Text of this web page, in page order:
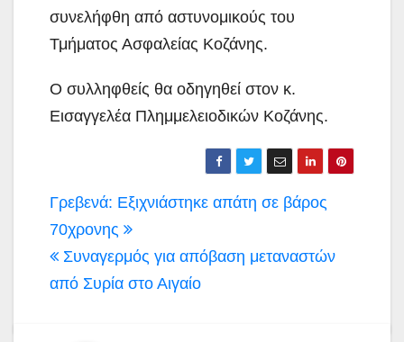
συνελήφθη από αστυνομικούς του
Τμήματος Ασφαλείας Κοζάνης.
Ο συλληφθείς θα οδηγηθεί στον κ.
Εισαγγελέα Πλημμελειοδικών Κοζάνης.
Πλοήγηση
άρθρων
Γρεβενά: Εξιχνιάστηκε απάτη σε βάρος
70χρονης
Συναγερμός για απόβαση μεταναστών
από Συρία στο Αιγαίο